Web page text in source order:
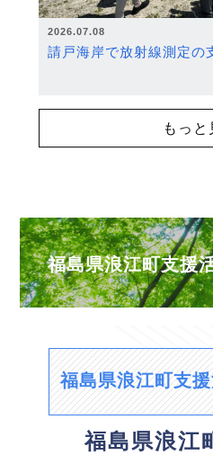
2026.07.08
請戸海岸で放射線測定の
もっと
福島県浪江町支援
福島県浪江町支
福島県浪江